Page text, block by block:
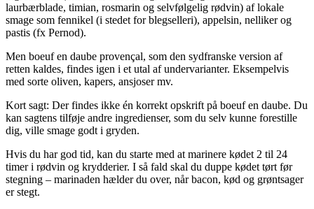
laurbærblade, timian, rosmarin og selvfølgelig rødvin) af lokale
smage som fennikel (i stedet for blegselleri), appelsin, nelliker og
pastis (fx Pernod).
Men boeuf en daube provençal, som den sydfranske version af
retten kaldes, findes igen i et utal af undervarianter. Eksempelvis
med sorte oliven, kapers, ansjoser mv.
Kort sagt: Der findes ikke én korrekt opskrift på boeuf en daube. Du
kan sagtens tilføje andre ingredienser, som du selv kunne forestille
dig, ville smage godt i gryden.
Hvis du har god tid, kan du starte med at marinere kødet 2 til 24
timer i rødvin og krydderier. I så fald skal du duppe kødet tørt før
stegning – marinaden hælder du over, når bacon, kød og grøntsager
er stegt.